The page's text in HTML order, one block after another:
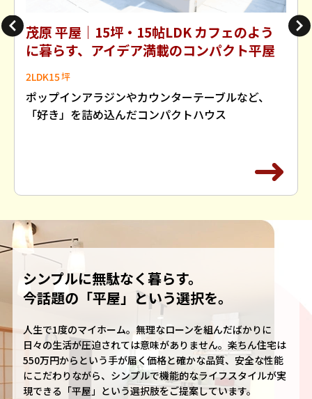
茂原 平屋｜15坪・15帖LDK カフェのよう
に暮らす、アイデア満載のコンパクト平屋
2LDK15
ポップインアラジンやカウンターテーブルなど、
「好き」を詰め込んだコンパクトハウス
シンプルに無駄なく暮らす。
今話題の「平屋」という選択を。
人生で1度のマイホーム。無理なローンを組んだばかりに
日々の生活が圧迫されては意味がありません。楽ちん住宅は
550万円からという手が届く価格と確かな品質、安全な性能
にこだわりながら、シンプルで機能的なライフスタイルが実
現できる「平屋」という選択肢をご提案しています。